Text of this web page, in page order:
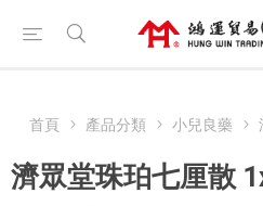
首頁 產品分類 小兒良藥
濟眾堂珠珀七厘散